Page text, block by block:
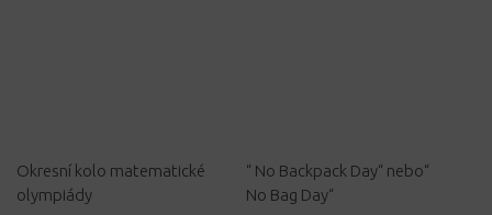
Okresní kolo matematické
olympiády
“ No Backpack Day“ nebo“
No Bag Day“